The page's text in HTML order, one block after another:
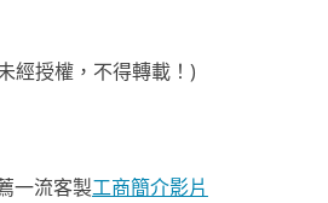
經授權，不得轉載！)
一流客製工商簡介影片